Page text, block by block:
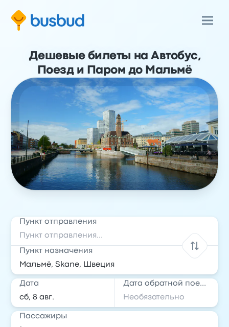
Дешевые билеты на Автобус,
Поезд и Паром до Мальмё
Пункт отправления
Пункт назначения
Дата Дата обратной поездки
Пассажиры